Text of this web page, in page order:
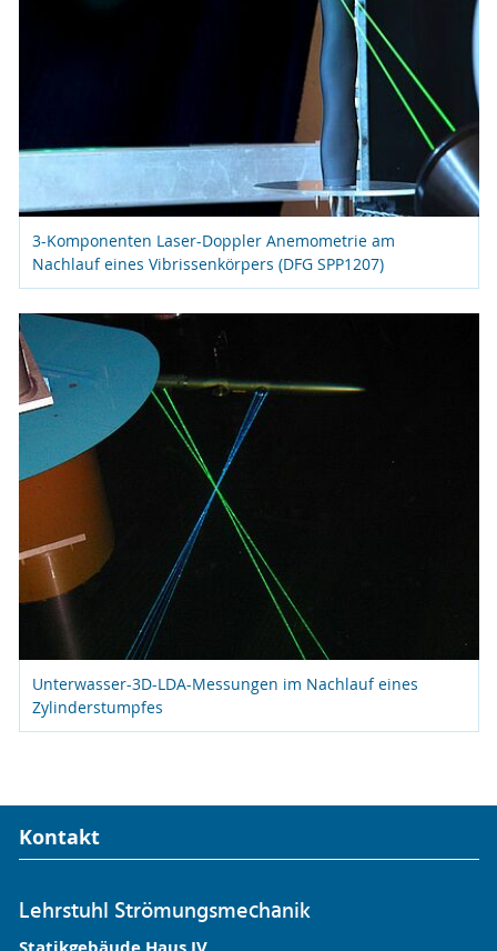
3-Komponenten Laser-Doppler Anemometrie am
Nachlauf eines Vibrissenkörpers (DFG SPP1207)
Unterwasser-3D-LDA-Messungen im Nachlauf eines
Zylinderstumpfes
Kontakt
Lehrstuhl Strömungsmechanik